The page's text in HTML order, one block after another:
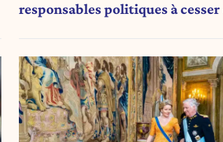
responsables politiques à